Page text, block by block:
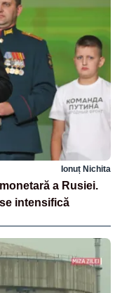
Ionuț Nichita
a Rusiei.
intensifică